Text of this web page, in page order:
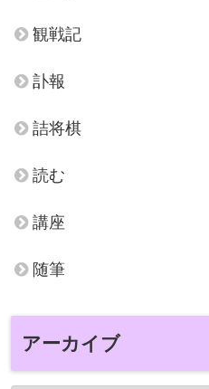
観戦記
訃報
詰将棋
読む
講座
随筆
アーカイブ